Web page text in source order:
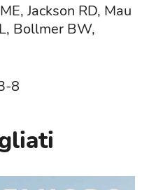
Jackson RD, Mau
Bollmer BW,
8